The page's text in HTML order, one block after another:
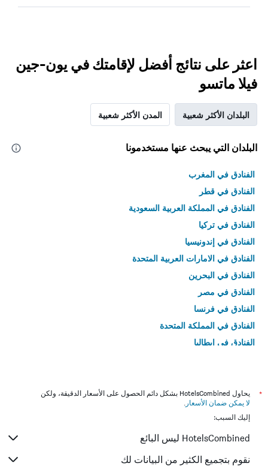
اعثر على نتائج أفضل لإقامتك في يون-جين
فيلا ماتسو
البلدان الأكثر شعبية المدن الأكثر شعبية
البلدان التي يبحث عنها مستخدمونا
الفنادق في المغرب
الفنادق في قطر
الفنادق في المملكة العربية السعودية
الفنادق في تركيا
الفنادق في إندونيسيا
الفنادق في الامارات العربية المتحدة
الفنادق في البحرين
الفنادق في مصر
الفنادق في فرنسا
الفنادق في المملكة المتحدة
الفنادق في إيطاليا
*
يحاول HotelsCombined بشكل دائم الحصول على الأسعار الدقيقة، ولكن
لا يمكن ضمان الأسعار .
إليك السبب:
HotelsCombined ليس البائع
نقوم بتجميع الكثير من البيانات لك